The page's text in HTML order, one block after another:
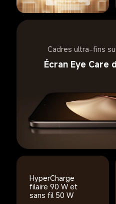
Cadres ultra-fins
Écran Eye Care
HyperCharge
filaire 90 W et
sans fil 50 W